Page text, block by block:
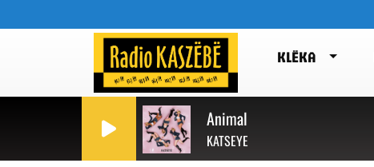
KLËKA
Animal
KATSEYE